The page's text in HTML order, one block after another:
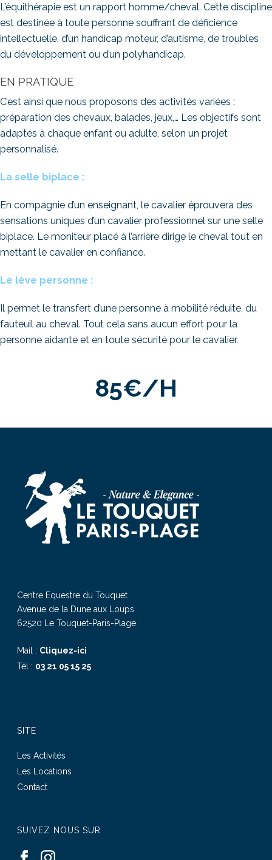
L’équithérapie est un rapport homme/cheval. Cette discipline
est destinée à toute personne souffrant de déficience
intellectuelle, d’un handicap moteur, d’autisme, de troubles
du développement ou d’un polyhandicap.
EN PRATIQUE
C’est ainsi que nous proposons des activités variées :
préparation des chevaux, balades, jeux,… Les objectifs sont
adaptés à chaque enfant ou adulte, selon un projet
personnalisé.
La selle biplace :
En compagnie d’un enseignant, le cavalier éprouvera des
sensations uniques d’un cavalier professionnel sur une selle
biplace. Le moniteur placé à l’arrière dirige le cheval tout en
mettant le cavalier en confiance.
Le lève personne :
Il permet le transfert d’une personne à mobilité réduite, du
fauteuil au cheval. Tout cela sans aucun effort pour la
personne aidante et en toute sécurité pour le cavalier.
85€/h
Centre Equestre du Touquet
Avenue de la Dune aux Loups
62520 Le Touquet-Paris-Plage
Mail : Cliquez-ici
Tél : 03 21 05 15 25
SITE
Les Activités
Les Locations
Contact
SUIVEZ NOUS SUR